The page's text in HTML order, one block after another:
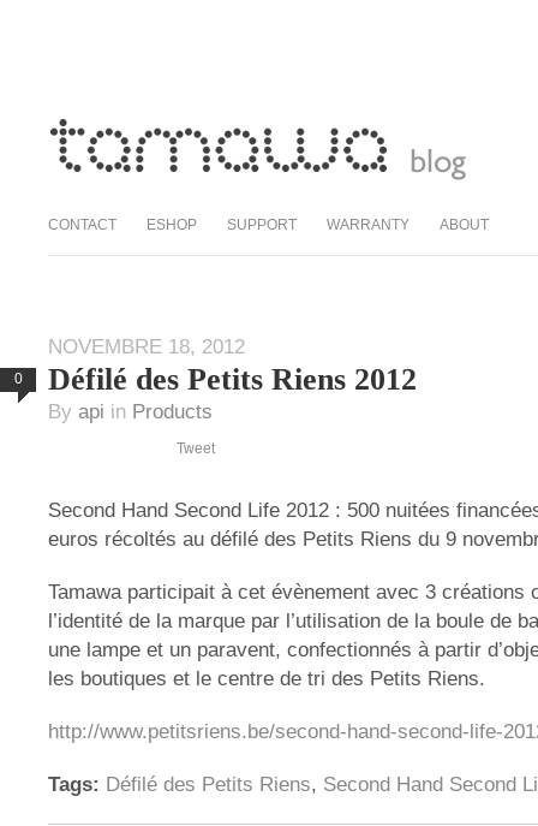
CONTACT ESHOP SUPPORT WARRANTY ABOUT
NOVEMBRE 18, 2012
0 Défilé des Petits Riens 2012
By api in Products
Tweet
Second Hand Second Life 2012 : 500 nuitées
euros récoltés au défilé des Petits Riens du 9
Tamawa participait à cet évènement avec 3 créations
l’identité de la marque par l’utilisation de la boule de
une lampe et un paravent, confectionnés à partir
les boutiques et le centre de tri des Petits Riens.
http://www.petitsriens.be/second-hand-second-life-
Tags: Défilé des Petits Riens, Second Hand Second